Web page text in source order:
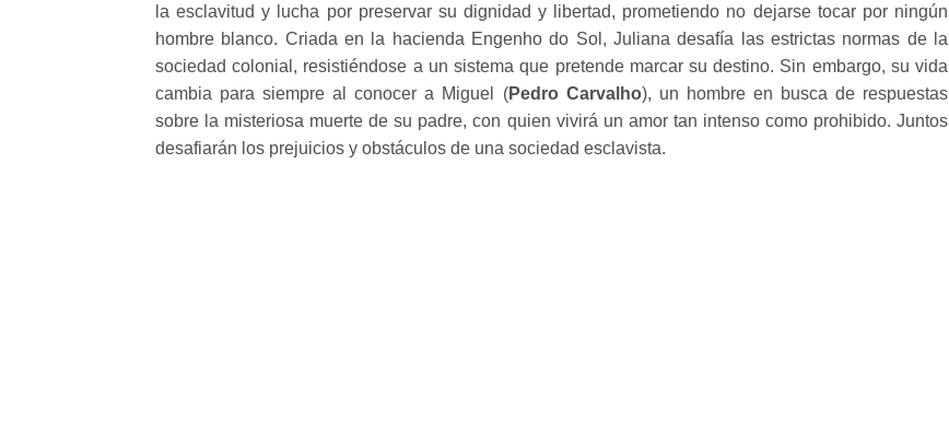
la esclavitud y lucha por preservar su dignidad y libertad, prometiendo no dejarse tocar por ningún
hombre blanco. Criada en la hacienda Engenho do Sol, Juliana desafía las estrictas normas de la
sociedad colonial, resistiéndose a un sistema que pretende marcar su destino. Sin embargo, su vida
cambia para siempre al conocer a Miguel (Pedro Carvalho), un hombre en busca de respuestas
sobre la misteriosa muerte de su padre, con quien vivirá un amor tan intenso como prohibido. Juntos
desafiarán los prejuicios y obstáculos de una sociedad esclavista.